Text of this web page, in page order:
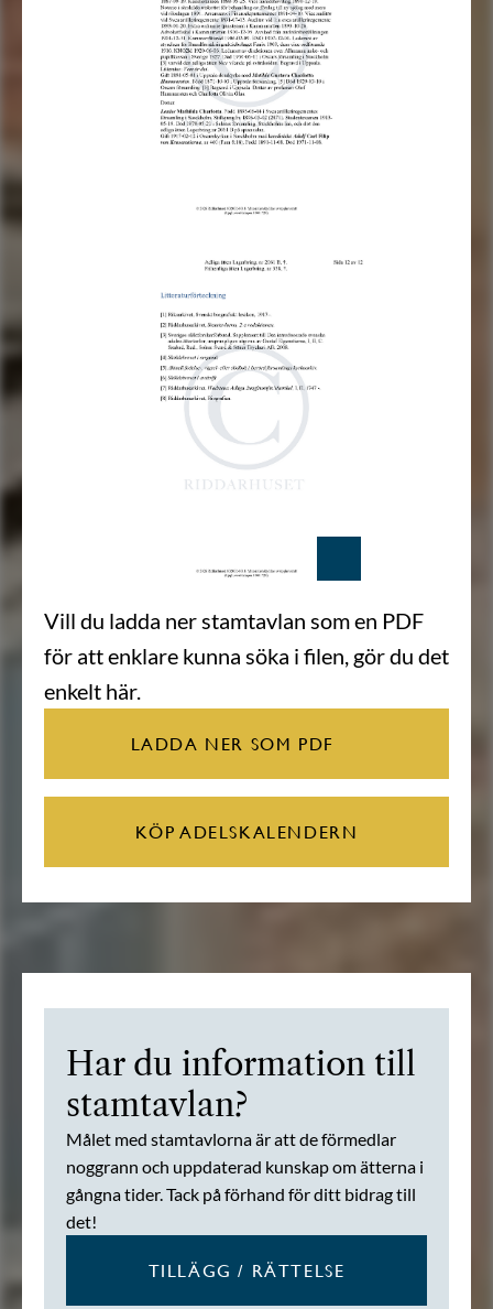
Vill du ladda ner stamtavlan som en PDF
för att enklare kunna söka i filen, gör du det
enkelt här.
LADDA NER SOM PDF
KÖP ADELSKALENDERN
Har du information till
stamtavlan?
Målet med stamtavlorna är att de förmedlar
noggrann och uppdaterad kunskap om ätterna i
gångna tider. Tack på förhand för ditt bidrag till
det!
TILLÄGG / RÄTTELSE